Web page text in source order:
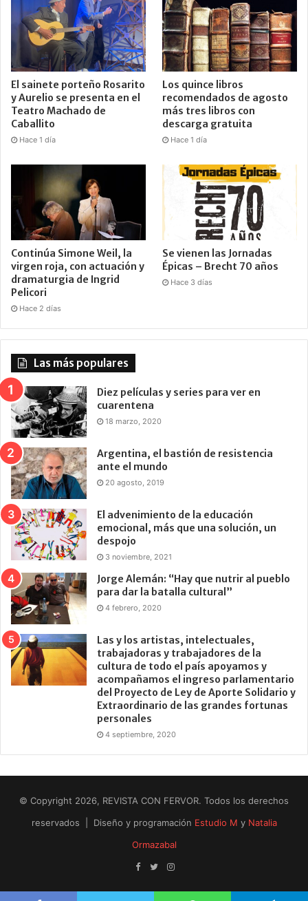
El sainete porteño Rosarito
y Aurelio se presenta en el
Teatro Machado de
Caballito
Hace 1 día
Los quince libros
recomendados de agosto
más tres libros con
descarga gratuita
Hace 1 día
Continúa Simone Weil, la
virgen roja, con actuación y
dramaturgia de Ingrid
Pelicori
Hace 2 días
Se vienen las Jornadas
Épicas – Brecht 70 años
Hace 3 días
Las más populares
Diez películas y series para ver en
cuarentena
18 marzo, 2020
Argentina, el bastión de resistencia
ante el mundo
20 agosto, 2019
El advenimiento de la educación
emocional, más que una solución, un
despojo
3 noviembre, 2021
Jorge Alemán: “Hay que nutrir al pueblo
para dar la batalla cultural”
4 febrero, 2020
Las y los artistas, intelectuales,
trabajadoras y trabajadores de la
cultura de todo el país apoyamos y
acompañamos el ingreso parlamentario
del Proyecto de Ley de Aporte Solidario y
Extraordinario de las grandes fortunas
personales
4 septiembre, 2020
© Copyright 2026, REVISTA CON FERVOR. Todos los derechos
reservados | Diseño y programación Estudio M y Natalia
Ormazabal